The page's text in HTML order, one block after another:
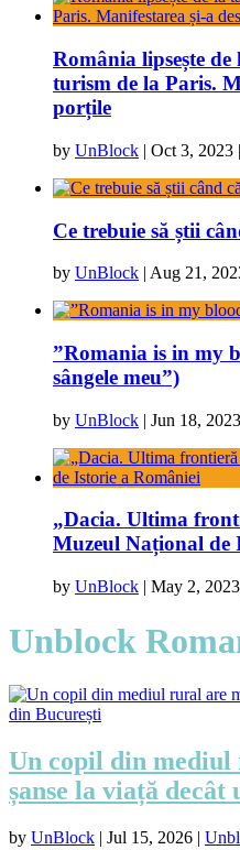
România lipsește
turism de la Paris.
porțile
by UnBlock | Oct 3, 2023 |
Ce trebuie să știi
by UnBlock | Aug 21,
”Romania is in my
sângele meu”)
by UnBlock | Jun 18, 2023
„Dacia. Ultima
Muzeul Național de
by UnBlock | May 2, 2023
Unblock
Un copil din
șanse la viață
by UnBlock | Jul 15, 2026 |